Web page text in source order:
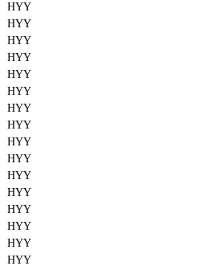
HYY
HYY
HYY
HYY
HYY
HYY
HYY
HYY
HYY
HYY
HYY
HYY
HYY
HYY
HYY
HYY